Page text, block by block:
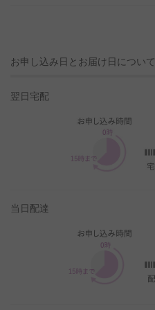
お申し込み日とお届け日について
翌日宅配
当日配達